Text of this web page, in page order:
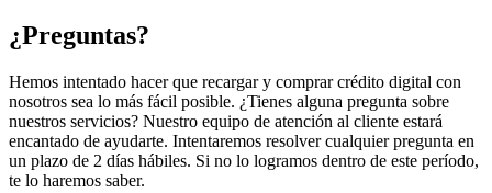
¿Preguntas?
Hemos intentado hacer que recargar y comprar crédito digital con
nosotros sea lo más fácil posible. ¿Tienes alguna pregunta sobre
nuestros servicios? Nuestro equipo de atención al cliente estará
encantado de ayudarte. Intentaremos resolver cualquier pregunta en
un plazo de 2 días hábiles. Si no lo logramos dentro de este período,
te lo haremos saber.